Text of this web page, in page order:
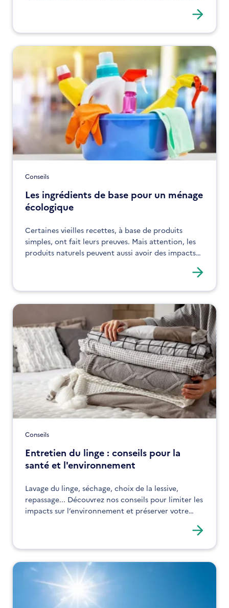
Conseils
Les ingrédients de base pour un ménage
écologique
Certaines vieilles recettes, à base de produits
simples, ont fait leurs preuves. Mais attention, les
produits naturels peuvent aussi avoir des impacts
Conseils
Entretien du linge : conseils pour la
santé et l'environnement
Lavage du linge, séchage, choix de la lessive,
repassage... Découvrez nos conseils pour limiter les
impacts sur l’environnement et préserver votre